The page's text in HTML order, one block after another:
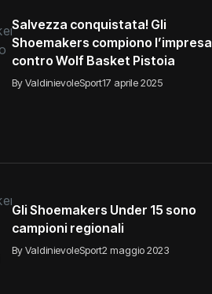
Salvezza conquistata! Gli
Shoemakers compiono l’impresa
contro Wolf Basket Pistoia
By ValdinievoleSport17 aprile 2025
Gli Shoemakers Under 15 sono
campioni regionali
By ValdinievoleSport2 maggio 2023